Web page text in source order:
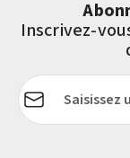
Inscrivez-
Adresse e-mail*